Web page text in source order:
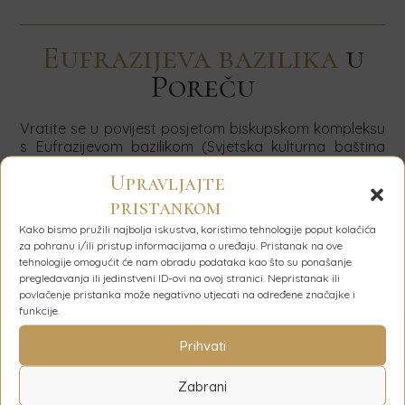
Upravljajte
pristankom
Kako bismo pružili najbolja iskustva, koristimo tehnologije poput kolačića
za pohranu i/ili pristup informacijama o uređaju. Pristanak na ove
tehnologije omogućit će nam obradu podataka kao što su ponašanje
pregledavanja ili jedinstveni ID-ovi na ovoj stranici. Nepristanak ili
povlačenje pristanka može negativno utjecati na određene značajke i
funkcije.
Prihvati
Zabrani
Eufrazijeva bazilikau
Poreču
Vratite se u povijest posjetom biskupskom kompleksu
s Eufrazijevom bazilikom (Svjetska kulturna baština
izgrađena u 6. stoljeću te predstavlja izniman primjer
sakralne arhitekture kao jedan od najbolje sačuvanih
spomenika te vrste. Nakon obilaska veličanstvenih
mozaika unutar bazilike, prošećite povijesnom
jezgrom Poreča te tako udahnite život pričama iz
povijesnih priručnika.
Zavirite u naše vile